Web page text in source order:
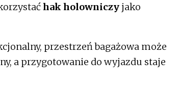
hak holowniczy jako
przestrzeń bagażowa może
a przygotowanie do wyjazdu staje